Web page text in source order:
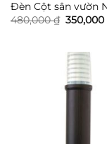
Đèn Cột sân vườn
480,000₫ Giá
gốc
350,000